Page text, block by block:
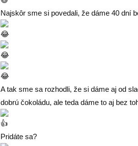
Najskôr sme si povedali, že dáme 40 dní
A tak sme sa rozhodli, že si dáme aj od
dobrú čokoládu, ale teda dáme to aj bez
Pridáte sa?